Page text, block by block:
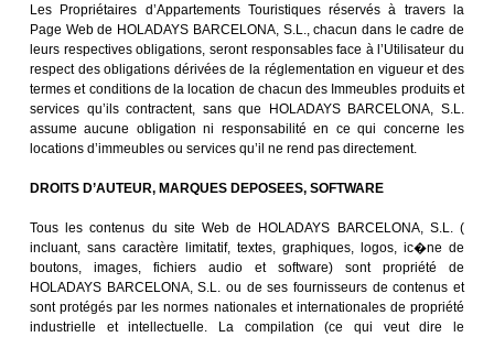
Les Propriétaires d’Appartements Touristiques réservés à travers la
Page Web de HOLADAYS BARCELONA, S.L., chacun dans le cadre de
leurs respectives obligations, seront responsables face à l’Utilisateur du
respect des obligations dérivées de la réglementation en vigueur et des
termes et conditions de la location de chacun des Immeubles produits et
services qu’ils contractent, sans que HOLADAYS BARCELONA, S.L.
assume aucune obligation ni responsabilité en ce qui concerne les
locations d’immeubles ou services qu’il ne rend pas directement.
DROITS D’AUTEUR, MARQUES DEPOSEES, SOFTWARE
Tous les contenus du site Web de HOLADAYS BARCELONA, S.L. (
incluant, sans caractère limitatif, textes, graphiques, logos, ic�ne de
boutons, images, fichiers audio et software) sont propriété de
HOLADAYS BARCELONA, S.L. ou de ses fournisseurs de contenus et
sont protégés par les normes nationales et internationales de propriété
industrielle et intellectuelle. La compilation (ce qui veut dire le